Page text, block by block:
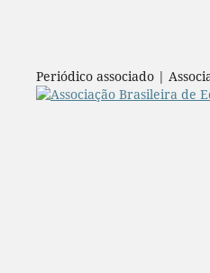
Periódico associado |